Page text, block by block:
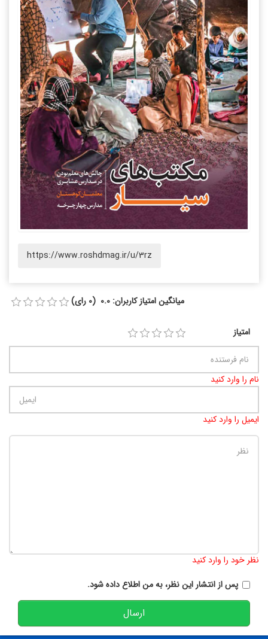
https://www.roshdmag.ir/u/3rz
میانگین امتیاز کاربران: 0.0 (0 رای)
امتیاز
نام را وارد کنید
ایمیل را وارد کنید
نظر خود را وارد کنید
پس از انتشار این نظر، به من اطلاع داده شود.
ارسال